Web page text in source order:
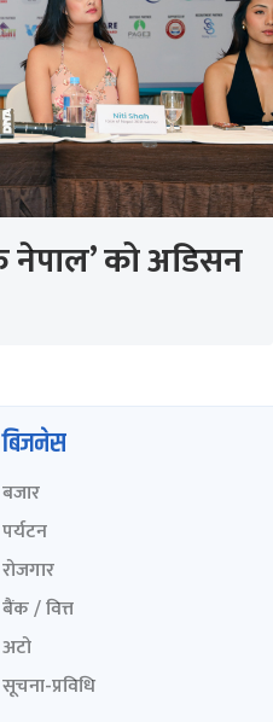
को अडिसन
बिजनेस
बजार
पर्यटन
रोजगार
बैंक / वित्त
अटो
सूचना-प्रविधि